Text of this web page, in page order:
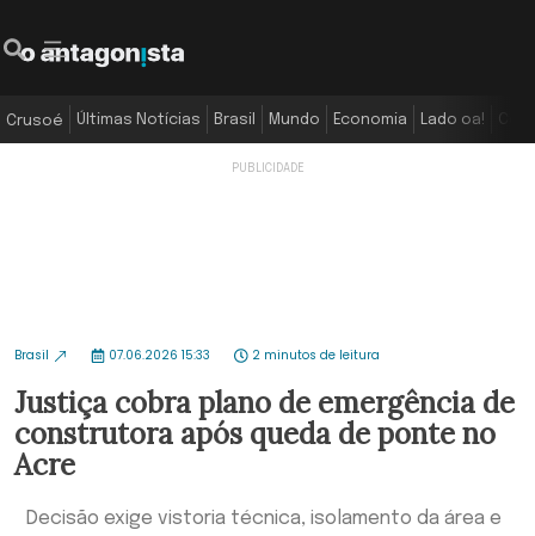
Crusoé Últimas Notícias Brasil Mundo Economia Lado oa!
Brasil 07.06.2026 15:33 2 minutos de leitura
Justiça cobra plano de emergência de
construtora após queda de ponte no
Acre
Decisão exige vistoria técnica, isolamento da área e